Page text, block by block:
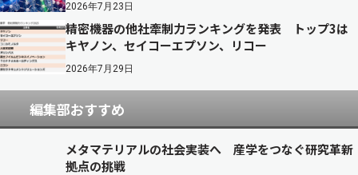
2026年7月23日
精密機器の他社牽制力ランキングを発表 トップ3は
キヤノン、セイコーエプソン、リコー
2026年7月29日
編集部おすすめ
メタマテリアルの社会実装へ 産学をつなぐ研究革新
拠点の挑戦